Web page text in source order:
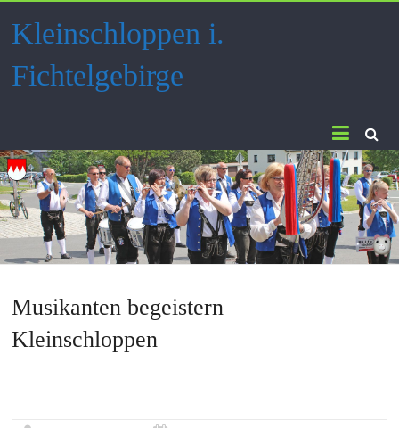
content
Kleinschloppen i.
Fichtelgebirge
Musikanten begeistern
Kleinschloppen